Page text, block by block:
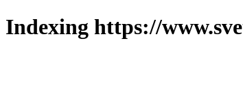
Indexing https://